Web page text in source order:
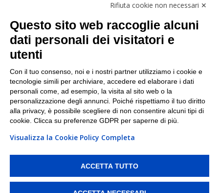
Facebook
Linkedin
I nostri punti di ritiro e spedizione pacchi nelle
maggiori città italiane
Torino|Milano|Roma|Bologna|Firenze| Genova
Napoli|Varese
PI/CF/N°Iscr.: 10821360012 | REA: RM 1494760 | Cap.Soc.: 50.000€ |
Whistleblowing|Privacy |Preferenze Cookies
ritirare i tuoi acquisti online e spedire i tuoi pacchi.
Rifiuta cookie non necessari ✕
Questo sito web raccoglie alcuni
dati personali dei visitatori e
utenti
Con il tuo consenso, noi e i nostri partner utilizziamo i cookie e
tecnologie simili per archiviare, accedere ed elaborare i dati
personali come, ad esempio, la visita al sito web o la
personalizzazione degli annunci. Poiché rispettiamo il tuo diritto
alla privacy, è possibile scegliere di non consentire alcuni tipi di
cookie. Clicca su preferenze GDPR per saperne di più.
Visualizza la Cookie Policy Completa
ACCETTA TUTTO